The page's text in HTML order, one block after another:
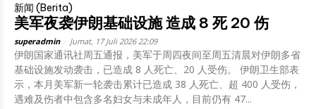
新闻 (Berita)
美军夜袭伊朗基础设施 造成 8 死 20 伤
superadmin Jumat, 17 Juli 2026 22:09
伊朗国家通讯社周五通报，美军于周四夜间至周五清晨对伊朗多省
基础设施发动袭击，已造成 8 人死亡、20 人受伤。 伊朗卫生部表
示，本月美军新一轮袭击累计已造成 38 人死亡、超 400 人受伤，
遇难及伤者中包含多名妇女与未成年人，目前仍有 47...